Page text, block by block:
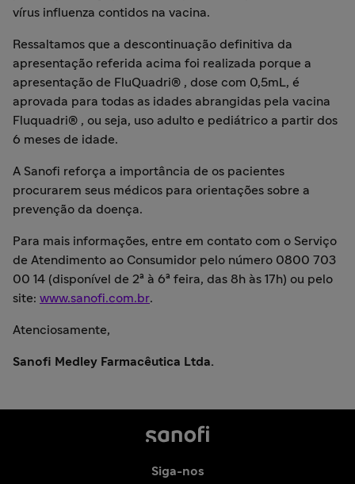
vírus influenza contidos na vacina.
Ressaltamos que a descontinuação definitiva da
apresentação referida acima foi realizada porque a
apresentação de FluQuadri® , dose com 0,5mL, é
aprovada para todas as idades abrangidas pela vacina
Fluquadri® , ou seja, uso adulto e pediátrico a partir dos
6 meses de idade.
A Sanofi reforça a importância de os pacientes
procurarem seus médicos para orientações sobre a
prevenção da doença.
Para mais informações, entre em contato com o Serviço
de Atendimento ao Consumidor pelo número 0800 703
00 14 (disponível de 2ª à 6ª feira, das 8h às 17h) ou pelo
site: www.sanofi.com.br.
Atenciosamente,
Sanofi Medley Farmacêutica Ltda.
Siga-nos